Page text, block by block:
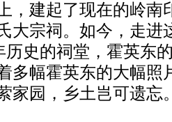
，建起了现在的岭南
大宗祠。如今，走进
历史的祠堂，霍英东
多幅霍英东的大幅照
园，乡土岂可遗忘